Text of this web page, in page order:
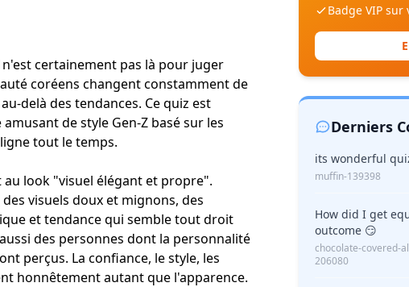
n'est certainement pas là pour juger
coréens changent constamment de
delà des tendances. Ce quiz est
de style Gen-Z basé sur les
tout le temps.
au look "visuel élégant et propre".
visuels doux et mignons, des
et tendance qui semble tout droit
des personnes dont la personnalité
perçus. La confiance, le style, les
honnêtement autant que l'apparence.
Badge VIP
Derniers
its wonderful
muffin-139398
How did I get
outcome 😏
chocolate-covered-
206080